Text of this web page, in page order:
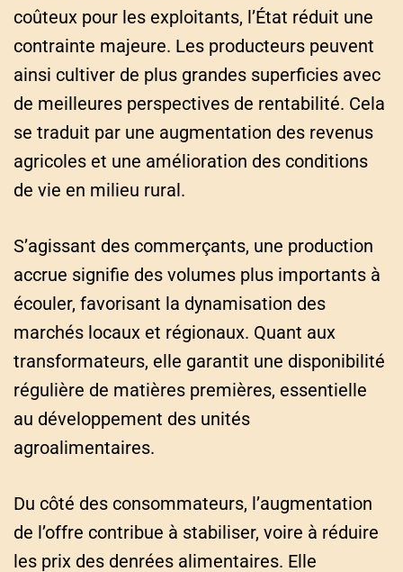
coûteux pour les exploitants, l’État réduit une
contrainte majeure. Les producteurs peuvent
ainsi cultiver de plus grandes superficies avec
de meilleures perspectives de rentabilité. Cela
se traduit par une augmentation des revenus
agricoles et une amélioration des conditions
de vie en milieu rural.
S’agissant des commerçants, une production
accrue signifie des volumes plus importants à
écouler, favorisant la dynamisation des
marchés locaux et régionaux. Quant aux
transformateurs, elle garantit une disponibilité
régulière de matières premières, essentielle
au développement des unités
agroalimentaires.
Du côté des consommateurs, l’augmentation
de l’offre contribue à stabiliser, voire à réduire
les prix des denrées alimentaires. Elle